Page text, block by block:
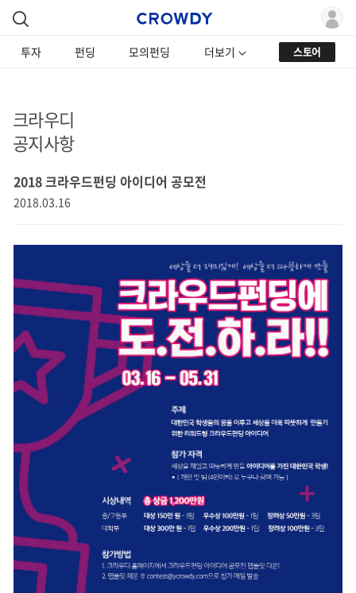
투자 펀딩 모의펀딩 더보기 스토어
크라우디
공지사항
2018 크라우드펀딩 아이디어 공모전
2018.03.16